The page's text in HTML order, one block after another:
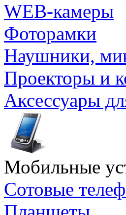
WEB-камеры
Фоторамки
Наушники,
Проекторы и
Аксессуары
Мобильные
Сотовые